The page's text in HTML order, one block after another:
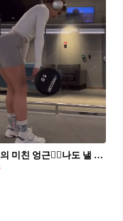
헬짱 언니의 미친 엉근❤️‍🔥나도 낼 부터 진짜 시작이야🏋️‍♀️